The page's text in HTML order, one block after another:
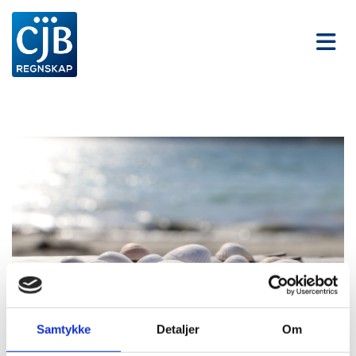
Samtykke Detaljer Om